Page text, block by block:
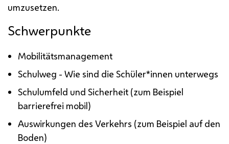
umzusetzen.
Schwerpunkte
Mobilitätsmanagement
Schulweg - Wie sind die Schüler*innen unterwegs
Schulumfeld und Sicherheit (zum Beispiel
barrierefrei mobil)
Auswirkungen des Verkehrs (zum Beispiel auf den
Boden)